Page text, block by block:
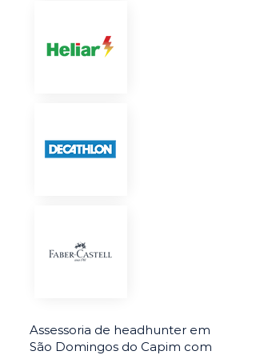
Assessoria de headhunter em
São Domingos do Capim com